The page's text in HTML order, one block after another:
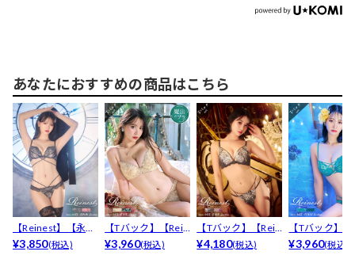
あなたにおすすめの商品はこちら
【Reinest】【永尾
まりや着用】マ...
¥3,850(税込)
【Tバック】【Rein
est】【永尾ま...
¥3,960(税込)
【Tバック】【Rein
est】【永尾ま...
¥4,180(税込)
【Tバック】
est】【永尾ま
¥3,960(税込)